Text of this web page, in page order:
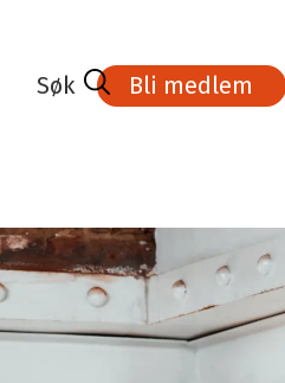
Bli medlem